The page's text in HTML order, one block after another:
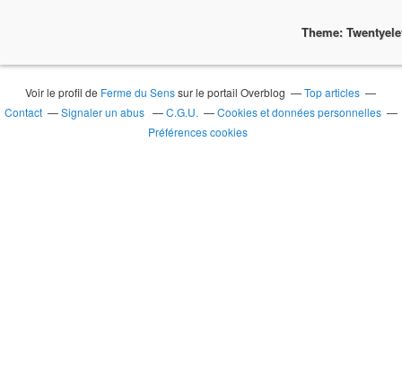
Theme:
Voir le profil de Ferme du Senssur le portail Overblog
Top articles
Contact
Signaler un abus C.G.U.
Cookies et données personnelles
Préférences cookies